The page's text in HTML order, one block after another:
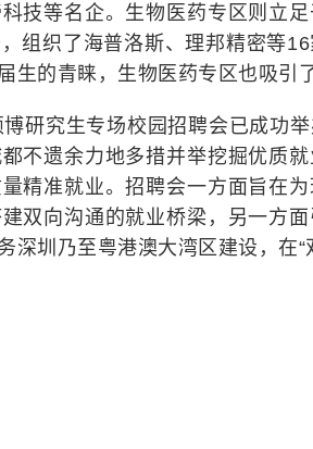
技等名企。生物医药专区则立
组织了海普洛斯、理邦精密等
生的青睐，生物医药专区也吸引
研究生专场校园招聘会已成功
不遗余力地多措并举挖掘优质
精准就业。招聘会一方面旨在
双向沟通的就业桥梁，另一方
深圳乃至粤港澳大湾区建设，在“